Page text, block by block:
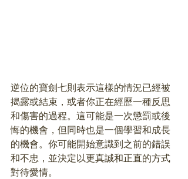
逆位的寶劍七則表示這樣的情況已經被
揭露或結束，或者你正在經歷一種反思
和傷害的過程。這可能是一次懲罰或後
悔的機會，但同時也是一個學習和成長
的機會。你可能開始意識到之前的錯誤
和不忠，並決定以更真誠和正直的方式
對待愛情。